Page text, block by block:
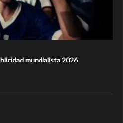
mundialista 2026